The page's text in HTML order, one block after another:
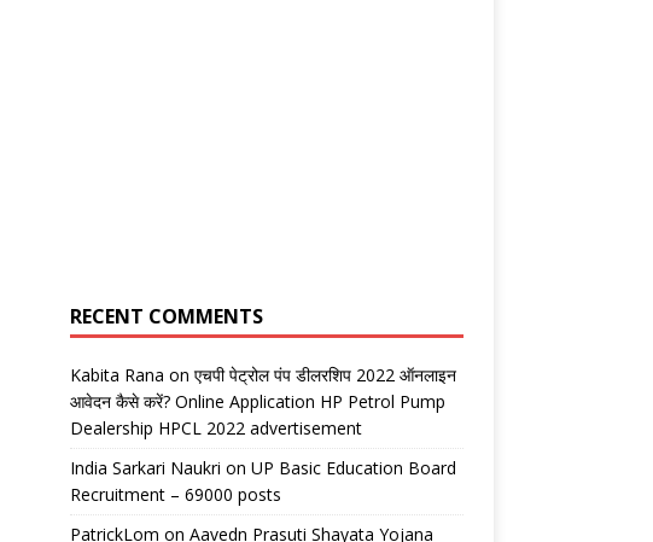
RECENT COMMENTS
Kabita Rana on एचपी पेट्रोल पंप डीलरशिप 2022 ऑनलाइन
आवेदन कैसे करें? Online Application HP Petrol Pump
Dealership HPCL 2022 advertisement
India Sarkari Naukri on UP Basic Education Board
Recruitment – 69000 posts
PatrickLom on Aavedn Prasuti Shayata Yojana